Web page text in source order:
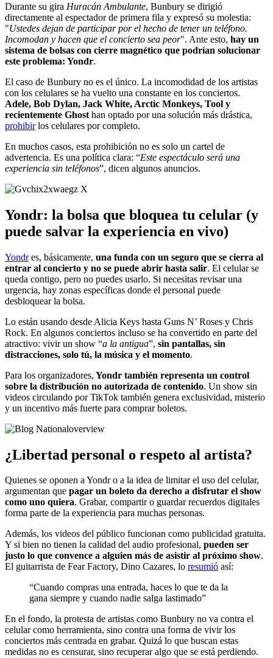
Durante su gira Huracán Ambulante, Bunbury se dirigió
directamente al espectador de primera fila y expresó su molestia:
"Ustedes dejan de participar por el hecho de tener un teléfono.
Incomodan y hacen que el concierto sea peor". Ante esto, hay un
sistema de bolsas con cierre magnético que podrían solucionar
este problema: Yondr.
El caso de Bunbury no es el único. La incomodidad de los artistas
con los celulares se ha vuelto una constante en los conciertos.
Adele, Bob Dylan, Jack White, Arctic Monkeys, Tool y
recientemente Ghost han optado por una solución más drástica,
prohibirlos celulares por completo.
En muchos casos, esta prohibición no es solo un cartel de
advertencia. Es una política clara: “Este espectáculo será una
experiencia sin teléfonos”, dicen algunos anuncios.
Yondr: la bolsa que bloquea tu celular (y
puede salvar la experiencia en vivo)
Yondres, básicamente, una funda con un seguro que se cierra al
entrar al concierto y no se puede abrir hasta salir. El celular se
queda contigo, pero no puedes usarlo. Si necesitas revisar una
urgencia, hay zonas específicas donde el personal puede
desbloquear la bolsa.
Lo están usando desde Alicia Keys hasta Guns N’ Roses y Chris
Rock. En algunos conciertos incluso se ha convertido en parte del
atractivo: vivir un show “a la antigua”, sin pantallas, sin
distracciones, solo tú, la música y el momento.
Para los organizadores, Yondr también representa un control
sobre la distribución no autorizada de contenido. Un show sin
videos circulando por TikTok también genera exclusividad, misterio
y un incentivo más fuerte para comprar boletos.
¿Libertad personal o respeto al artista?
Quienes se oponen a Yondr o a la idea de limitar el uso del celular,
argumentan que pagar un boleto da derecho a disfrutar el show
como uno quiera. Grabar, compartir o guardar recuerdos digitales
forma parte de la experiencia para muchas personas.
Además, los videos del público funcionan como publicidad gratuita.
Y si bien no tienen la calidad del audio profesional, pueden ser
justo lo que convence a alguien más de asistir al próximo show.
El guitarrista de Fear Factory, Dino Cazares, lo resumió así:
“Cuando compras una entrada, haces lo que te da la
gana siempre y cuando nadie salga lastimado”
En el fondo, la protesta de artistas como Bunbury no va contra el
celular como herramienta, sino contra una forma de vivir los
conciertos más centrada en grabar. Quizá lo que buscan estas
medidas no es censurar, sino recuperar algo que se está perdiendo.